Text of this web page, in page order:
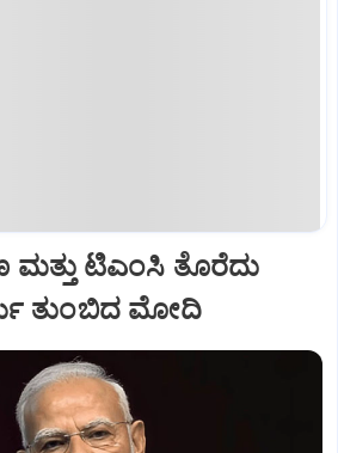
ಮತ್ತು ಟಿಎಂಸಿ ತೊರೆದು
ತುಂಬಿದ ಮೋದಿ